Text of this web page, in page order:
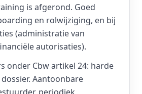
is afgerond. Goed
en rolwijziging, en bij
(administratie van
autorisaties).
onder Cbw artikel 24: harde
Aantoonbare